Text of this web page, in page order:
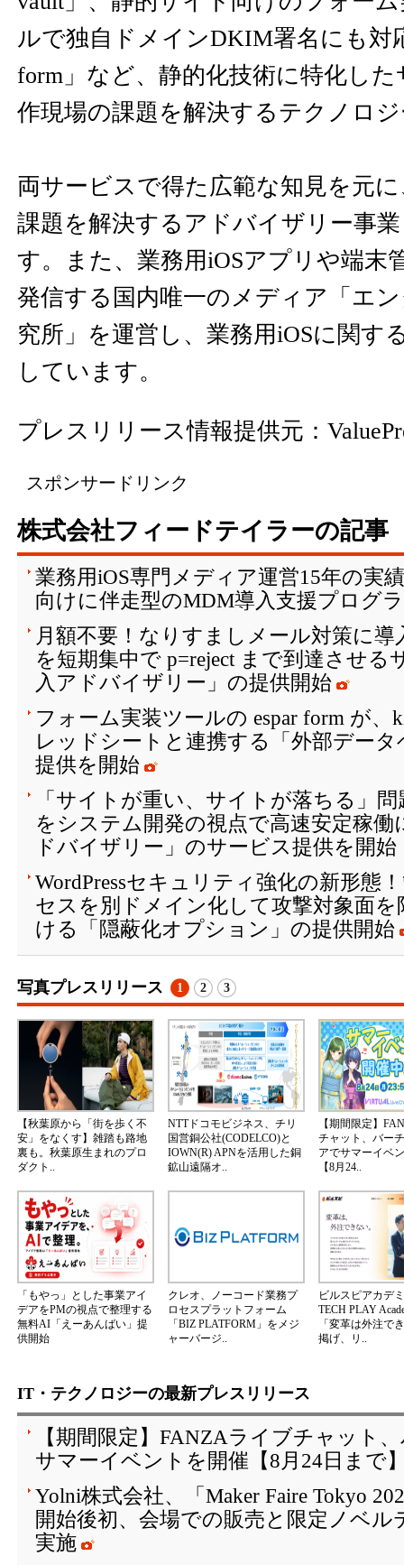
ルで独自ドメインDKIM署名にも対
form」など、静的化技術に特化した
作現場の課題を解決するテクノロ
両サービスで得た広範な知見を元
課題を解決するアドバイザリー事
す。また、業務用iOSアプリや端末
発信する国内唯一のメディア「エ
究所」を運営し、業務用iOSに関す
しています。
プレスリリース情報提供元：
スポンサードリンク
株式会社フィードテイラーの記事
業務用iOS専門メディア運営15年の実
向けに伴走型のMDM導入支援プログ
月額不要！なりすましメール対策に導
を短期集中で p=reject まで到達させる
入アドバイザリー」の提供開始
フォーム実装ツールの espar form が、
レッドシートと連携する「外部デー
提供を開始
「サイトが重い、サイトが落ちる」
をシステム開発の視点で高速安定稼働
ドバイザリー」のサービス提供を開始
WordPressセキュリティ強化の新形態
セスを別ドメイン化して攻撃対象面
ける「隠蔽化オプション」の提供開始
写真プレスリリース 1 2 3
【秋葉原から「街を歩く不
安」をなくす】雑踏も路地
裏も。秋葉原生まれのプロ
ダクト..
NTTドコモビジネス、チリ
国営銅公社(CODELCO)と
IOWN(R) APNを活用した銅
鉱山遠隔オ..
【期間限定】
チャット、バー
アでサマーイベ
【8月24..
「もやっ」とした事業アイ
デアをPMの視点で整理する
無料AI「えーあんばい」提
供開始
クレオ、ノーコード業務プ
ロセスプラットフォーム
「BIZ PLATFORM」をメジ
ャーバージ..
ビルスピアカデ
TECH PLAY
「変革は外注で
掲げ、リ..
IT・テクノロジーの最新プレスリリース
【期間限定】FANZAライブチャット
サマーイベントを開催【8月24日まで
Yolni株式会社、「Maker Faire Tokyo
開始後初、会場での販売と限定ノベ
実施